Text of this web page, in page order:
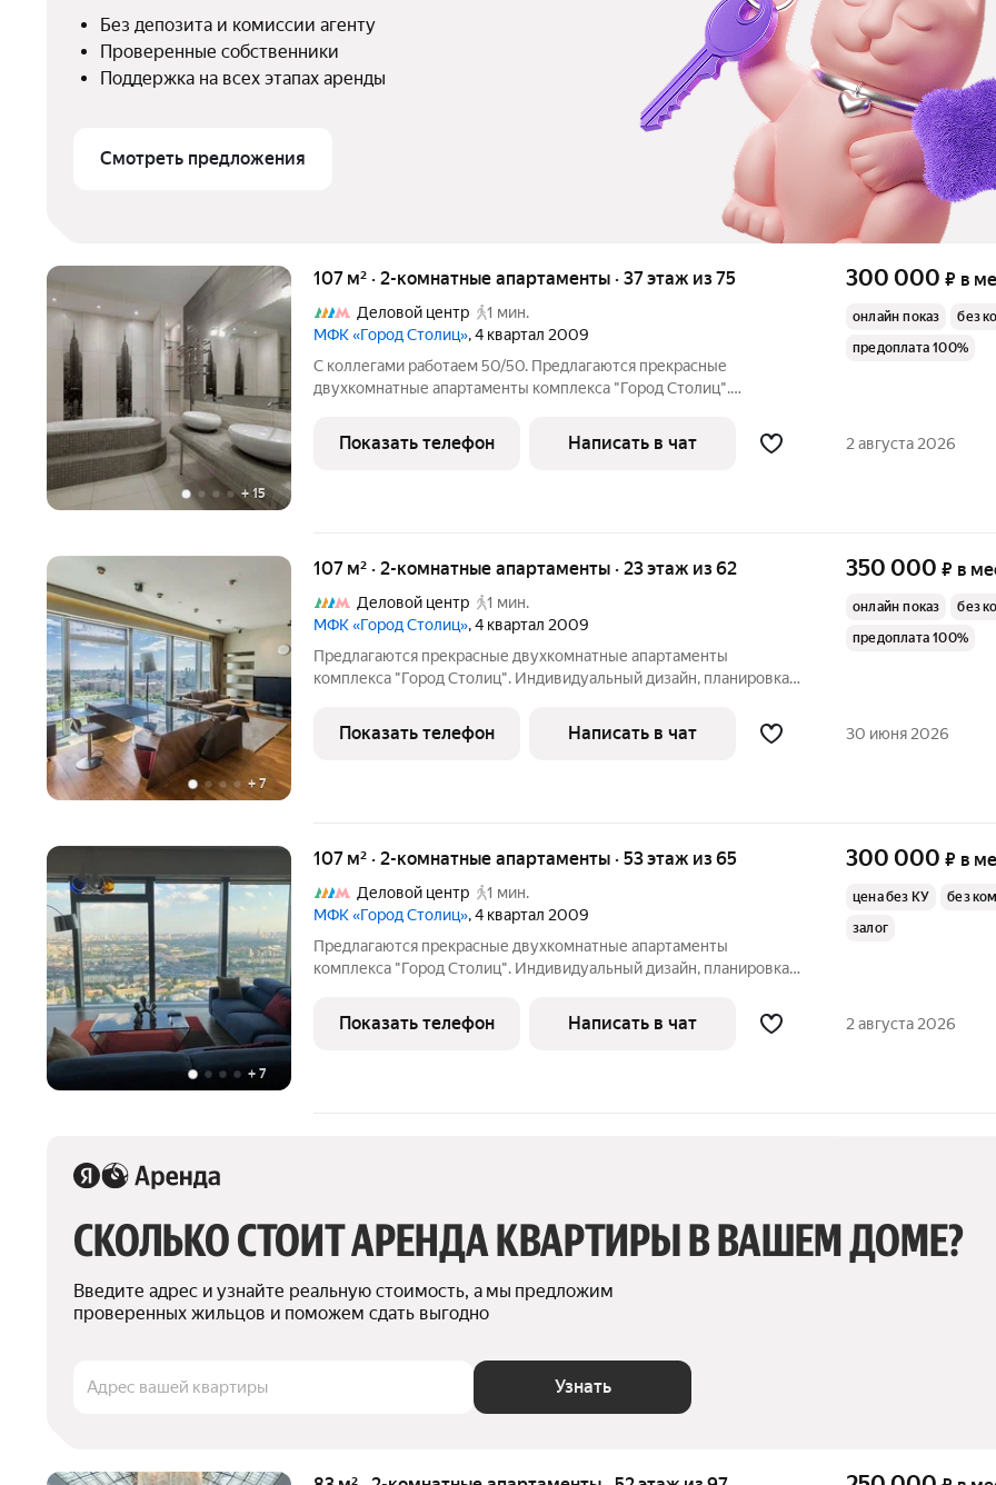
Без депозита и комиссии агенту
Проверенные собственники
Поддержка на всех этапах аренды
Смотреть предложения
+15
107 м² · 2-комнатные апартаменты · 37 этаж из 75
Деловой центр
1 мин.
МФК «Город Столиц», 4 квартал 2009
С коллегами работаем 50/50. Предлагаются прекрасные
двухкомнатные апартаменты комплекса "Город Столиц".
Большая гостиная, спальня, полноценный санузел, гостевой
санузел, гардеробная комната.
300 000 ₽ в
онлайн показ
без
предоплата 100%
Показать телефон Написать в чат 2 августа 2026
+ 7
107 м² · 2-комнатные апартаменты · 23 этаж из 62
Деловой центр
1 мин.
МФК «Город Столиц», 4 квартал 2009
Предлагаются прекрасные двухкомнатные апартаменты
комплекса "Город Столиц". Индивидуальный дизайн, планировка и
санузел, гостевой санузел, гардеробная комната.
350 000 ₽ в
онлайн показ
без
предоплата 100%
Показать телефон Написать в чат 30 июня 2026
+ 7
107 м² · 2-комнатные апартаменты · 53 этаж из 65
Деловой центр
1 мин.
МФК «Город Столиц», 4 квартал 2009
Предлагаются прекрасные двухкомнатные апартаменты
комплекса "Город Столиц". Индивидуальный дизайн, планировка и
санузел, гостевой санузел, гардеробная комната.
300 000 ₽ в
цена без КУ
без
залог
Показать телефон Написать в чат 2 августа 2026
СКОЛЬКО СТОИТ АРЕНДА КВАРТИРЫ В ВАШЕМ ДОМЕ?
Введите адрес и узнайте реальную стоимость, а мы предложим
проверенных жильцов и поможем сдать выгодно
Адрес вашей квартиры Узнать